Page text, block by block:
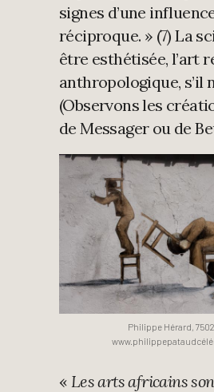
signes d’une
réciproque. » (7) La
être esthétisée, l’art
anthropologique, s’il
(Observons les
de Messager ou de
Philippe Hérard,
« Les arts africains